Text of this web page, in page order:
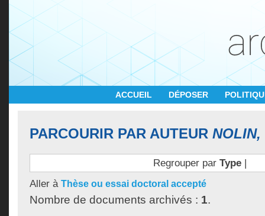
ACCUEIL DÉPOSER
PARCOURIR PAR AUTEUR NOLIN,
Regrouper par Type|
Aller à Thèse ou essai doctoral accepté
Nombre de documents archivés : 1.